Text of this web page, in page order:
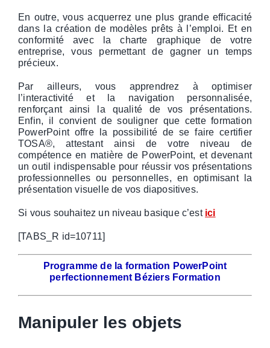
En outre, vous acquerrez une plus grande efficacité
dans la création de modèles prêts à l’emploi. Et en
conformité avec la charte graphique de votre
entreprise, vous permettant de gagner un temps
précieux.
Par ailleurs, vous apprendrez à optimiser
l’interactivité et la navigation personnalisée,
renforçant ainsi la qualité de vos présentations.
Enfin, il convient de souligner que cette formation
PowerPoint offre la possibilité de se faire certifier
TOSA®, attestant ainsi de votre niveau de
compétence en matière de PowerPoint, et devenant
un outil indispensable pour réussir vos présentations
professionnelles ou personnelles, en optimisant la
présentation visuelle de vos diapositives.
Si vous souhaitez un niveau basique c’est ici
[TABS_R id=10711]
Programme de la formation PowerPoint
perfectionnement Béziers Formation
Manipuler les objets